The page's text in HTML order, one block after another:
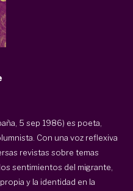
5 sep 1986) es poeta,
Con una voz reflexiva
revistas sobre temas
sentimientos del migrante,
y la identidad en la